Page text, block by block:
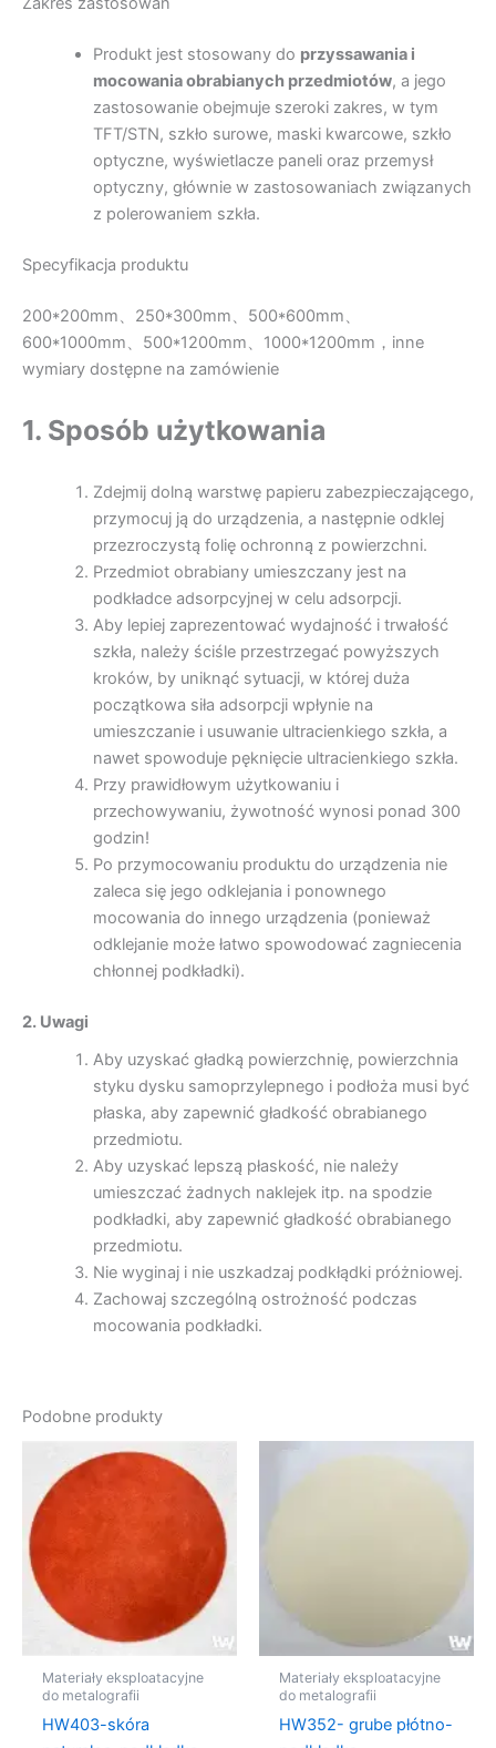
Produkt jest stosowany do przyssawania i
mocowania obrabianych przedmiotów, a jego
zastosowanie obejmuje szeroki zakres, w tym
TFT/STN, szkło surowe, maski kwarcowe, szkło
optyczne, wyświetlacze paneli oraz przemysł
optyczny, głównie w zastosowaniach związanych
z polerowaniem szkła.
Specyfikacja produktu
200*200mm、250*300mm、500*600mm、
600*1000mm、500*1200mm、1000*1200mm，inne
wymiary dostępne na zamówienie
1. Sposób użytkowania
Zdejmij dolną warstwę papieru zabezpieczającego,
przymocuj ją do urządzenia, a następnie odklej
przezroczystą folię ochronną z powierzchni.
Przedmiot obrabiany umieszczany jest na
podkładce adsorpcyjnej w celu adsorpcji.
Aby lepiej zaprezentować wydajność i trwałość
szkła, należy ściśle przestrzegać powyższych
kroków, by uniknąć sytuacji, w której duża
początkowa siła adsorpcji wpłynie na
umieszczanie i usuwanie ultracienkiego szkła, a
nawet spowoduje pęknięcie ultracienkiego szkła.
Przy prawidłowym użytkowaniu i
przechowywaniu, żywotność wynosi ponad 300
godzin!
Po przymocowaniu produktu do urządzenia nie
zaleca się jego odklejania i ponownego
mocowania do innego urządzenia (ponieważ
odklejanie może łatwo spowodować zagniecenia
chłonnej podkładki).
2. Uwagi
Aby uzyskać gładką powierzchnię, powierzchnia
styku dysku samoprzylepnego i podłoża musi być
płaska, aby zapewnić gładkość obrabianego
przedmiotu.
Aby uzyskać lepszą płaskość, nie należy
umieszczać żadnych naklejek itp. na spodzie
podkładki, aby zapewnić gładkość obrabianego
przedmiotu.
Nie wyginaj i nie uszkadzaj podkłądki próżniowej.
Zachowaj szczególną ostrożność podczas
mocowania podkładki.
Podobne produkty
Materiały eksploatacyjne
do metalografii
HW403-skóra
cen:
od
68,10 zł
144,16 zł
ma
wiele
wariantów.
Opcje
można
wybrać
Materiały eksploatacyjne
do metalografii
HW352- grube płótno-
cen:
można